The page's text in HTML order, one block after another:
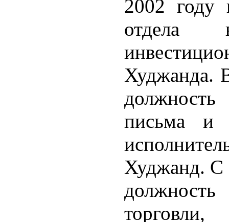
2002 году
отдела
Худжанда.
письма и
Худжанд. С
торговли,